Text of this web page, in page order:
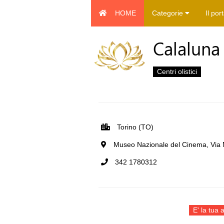
HOME Categorie Il
Centri olistici
Torino (TO)
Museo Nazionale del Cinema,
342 1780312
E' la tua